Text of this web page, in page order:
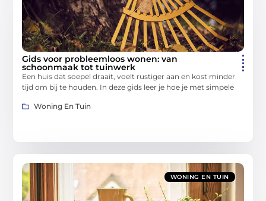
Gids voor probleemloos wonen: van
schoonmaak tot tuinwerk
Een huis dat soepel draait, voelt rustiger aan en kost minder
tijd om bij te houden. In deze gids leer je hoe je met simpele
Woning En Tuin
WONING EN TUIN